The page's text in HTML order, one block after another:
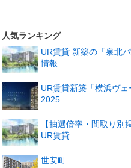
人気ランキング
UR賃貸 新築の「泉北
情報
UR賃貸新築「横浜ヴ
2025...
【抽選倍率・間取り
UR賃貸...
世安町